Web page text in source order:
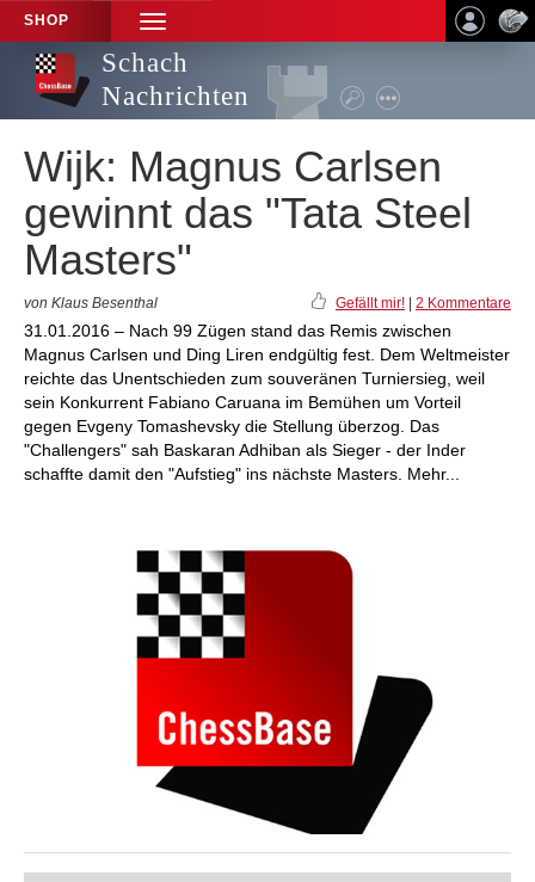
SHOP
TOGGLE
NAVIGATION
Schach
Nachrichten
Wijk: Magnus Carlsen
gewinnt das "Tata Steel
Masters"
von Klaus Besenthal Gefällt mir! 2 Kommentare
31.01.2016 – Nach 99 Zügen stand das Remis zwischen
Magnus Carlsen und Ding Liren endgültig fest. Dem Weltmeister
reichte das Unentschieden zum souveränen Turniersieg, weil
sein Konkurrent Fabiano Caruana im Bemühen um Vorteil
gegen Evgeny Tomashevsky die Stellung überzog. Das
"Challengers" sah Baskaran Adhiban als Sieger - der Inder
schaffte damit den "Aufstieg" ins nächste Masters. Mehr...